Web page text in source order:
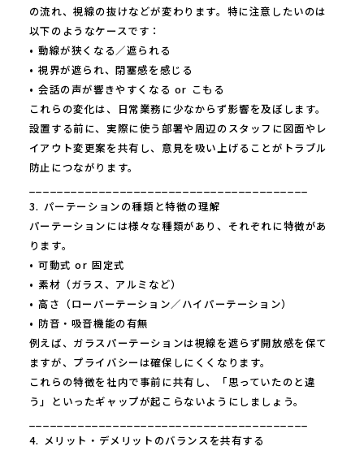
の流れ、視線の抜けなどが変わります。特に注意したいのは
以下のようなケースです：
• 動線が狭くなる／遮られる
• 視界が遮られ、閉塞感を感じる
• 会話の声が響きやすくなる or こもる
これらの変化は、日常業務に少なからず影響を及ぼします。
設置する前に、実際に使う部署や周辺のスタッフに図面やレ
イアウト変更案を共有し、意見を吸い上げることがトラブル
防止につながります。
3. パーテーションの種類と特徴の理解
パーテーションには様々な種類があり、それぞれに特徴があ
ります。
• 可動式 or 固定式
• 素材（ガラス、アルミなど）
• 高さ（ローパーテーション／ハイパーテーション）
• 防音・吸音機能の有無
例えば、ガラスパーテーションは視線を遮らず開放感を保て
ますが、プライバシーは確保しにくくなります。
これらの特徴を社内で事前に共有し、「思っていたのと違
う」といったギャップが起こらないようにしましょう。
4. メリット・デメリットのバランスを共有する